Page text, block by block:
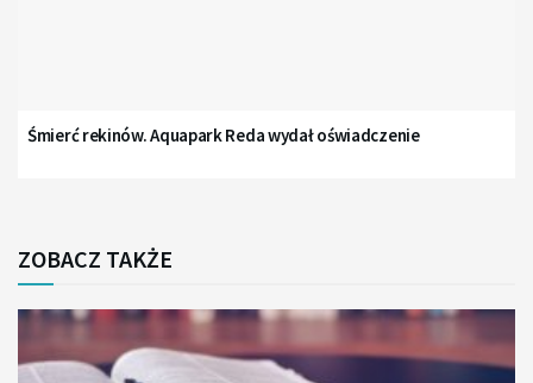
Śmierć rekinów. Aquapark Reda wydał oświadczenie
ZOBACZ TAKŻE